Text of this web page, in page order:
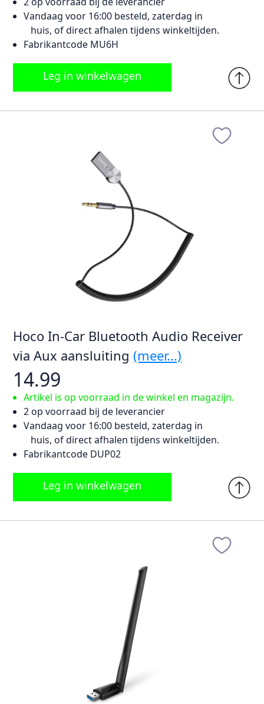
Vandaag voor 16:00 besteld, zaterdag in
huis, of direct afhalen tijdens winkeltijden.
Fabrikantcode MU6H
Leg in winkelwagen
Hoco In-Car Bluetooth Audio Receiver
via Aux aansluiting(meer...)
14.99
Artikel is op voorraad in de winkel en magazijn.
2 op voorraad bij de leverancier
Vandaag voor 16:00 besteld, zaterdag in
huis, of direct afhalen tijdens winkeltijden.
Fabrikantcode DUP02
Leg in winkelwagen